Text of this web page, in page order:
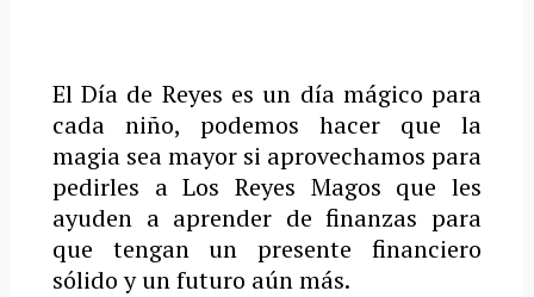
El Día de Reyes es un día mágico para
cada niño, podemos hacer que la
magia sea mayor si aprovechamos para
pedirles a Los Reyes Magos que les
ayuden a aprender de finanzas para
que tengan un presente financiero
sólido y un futuro aún más.